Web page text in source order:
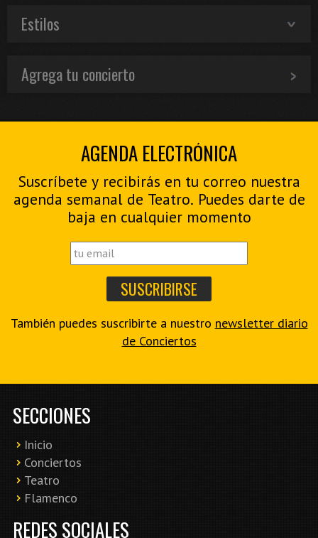
Estilos
Agrega tu concierto
AGENDA ELECTRÓNICA
Suscríbete y recibirás en tu correo nuestra
agenda semanal de Teatro. Puedes darte de
baja en cualquier momento
También puedes suscribirte a nuestro newsletter diario
de Conciertos
SECCIONES
Inicio
Conciertos
Teatro
Flamenco
REDES SOCIALES